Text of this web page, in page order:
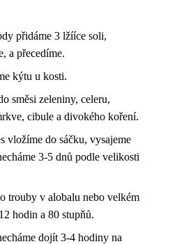
přidáme 3 lžííce soli,
a přecedíme.
kýtu u kosti.
směsi zeleniny, celeru,
cibule a divokého koření.
vložíme do sáčku, vysajeme
3-5 dnů podle velikosti
trouby v alobalu nebo velkém
hodin a 80 stupňů.
dojít 3-4 hodiny na